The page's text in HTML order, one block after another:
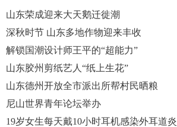
山东荣成迎来大天鹅迁徙潮
深秋时节 山东多地作物迎来丰收
解锁国潮设计师王平的“超能力”
山东胶州剪纸艺人“纸上生花”
山东德州开放全市派出所帮村民晒粮
尼山世界青年论坛举办
19岁女生每天戴10小时耳机感染外耳道炎